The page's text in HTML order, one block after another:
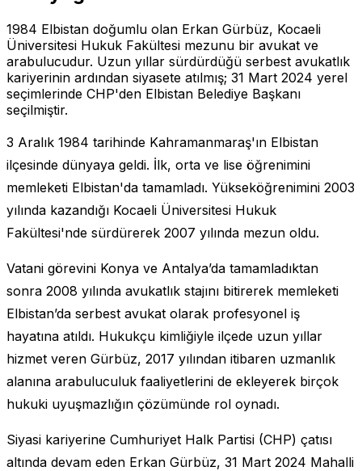
1984 Elbistan doğumlu olan Erkan Gürbüz, Kocaeli
Üniversitesi Hukuk Fakültesi mezunu bir avukat ve
arabulucudur. Uzun yıllar sürdürdüğü serbest avukatlık
kariyerinin ardından siyasete atılmış; 31 Mart 2024 yerel
seçimlerinde CHP'den Elbistan Belediye Başkanı
seçilmiştir.
3 Aralık 1984 tarihinde Kahramanmaraş'ın Elbistan
ilçesinde dünyaya geldi. İlk, orta ve lise öğrenimini
memleketi Elbistan'da tamamladı. Yükseköğrenimini 2003
yılında kazandığı Kocaeli Üniversitesi Hukuk
Fakültesi'nde sürdürerek 2007 yılında mezun oldu.
Vatani görevini Konya ve Antalya’da tamamladıktan
sonra 2008 yılında avukatlık stajını bitirerek memleketi
Elbistan’da serbest avukat olarak profesyonel iş
hayatına atıldı. Hukukçu kimliğiyle ilçede uzun yıllar
hizmet veren Gürbüz, 2017 yılından itibaren uzmanlık
alanına arabuluculuk faaliyetlerini de ekleyerek birçok
hukuki uyuşmazlığın çözümünde rol oynadı.
Siyasi kariyerine Cumhuriyet Halk Partisi (CHP) çatısı
altında devam eden Erkan Gürbüz, 31 Mart 2024 Mahalli